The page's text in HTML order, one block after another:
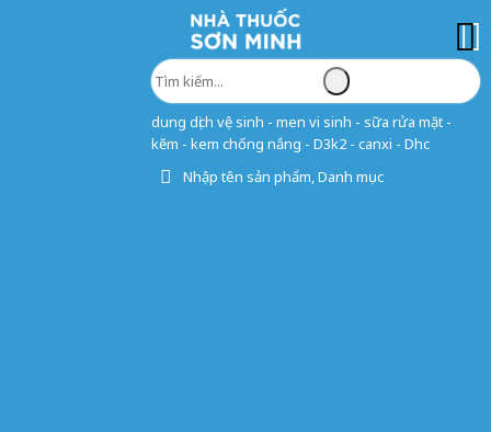
dung dịch vệ sinh - men vi sinh - sữa rửa mặt -
kẽm - kem chống nắng - D3k2 - canxi - Dhc
Nhập tên sản phẩm, Danh mục